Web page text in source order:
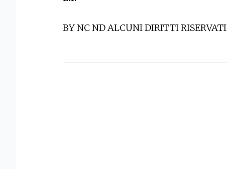
BY NC ND ALCUNI DIRITTI RISERVATI